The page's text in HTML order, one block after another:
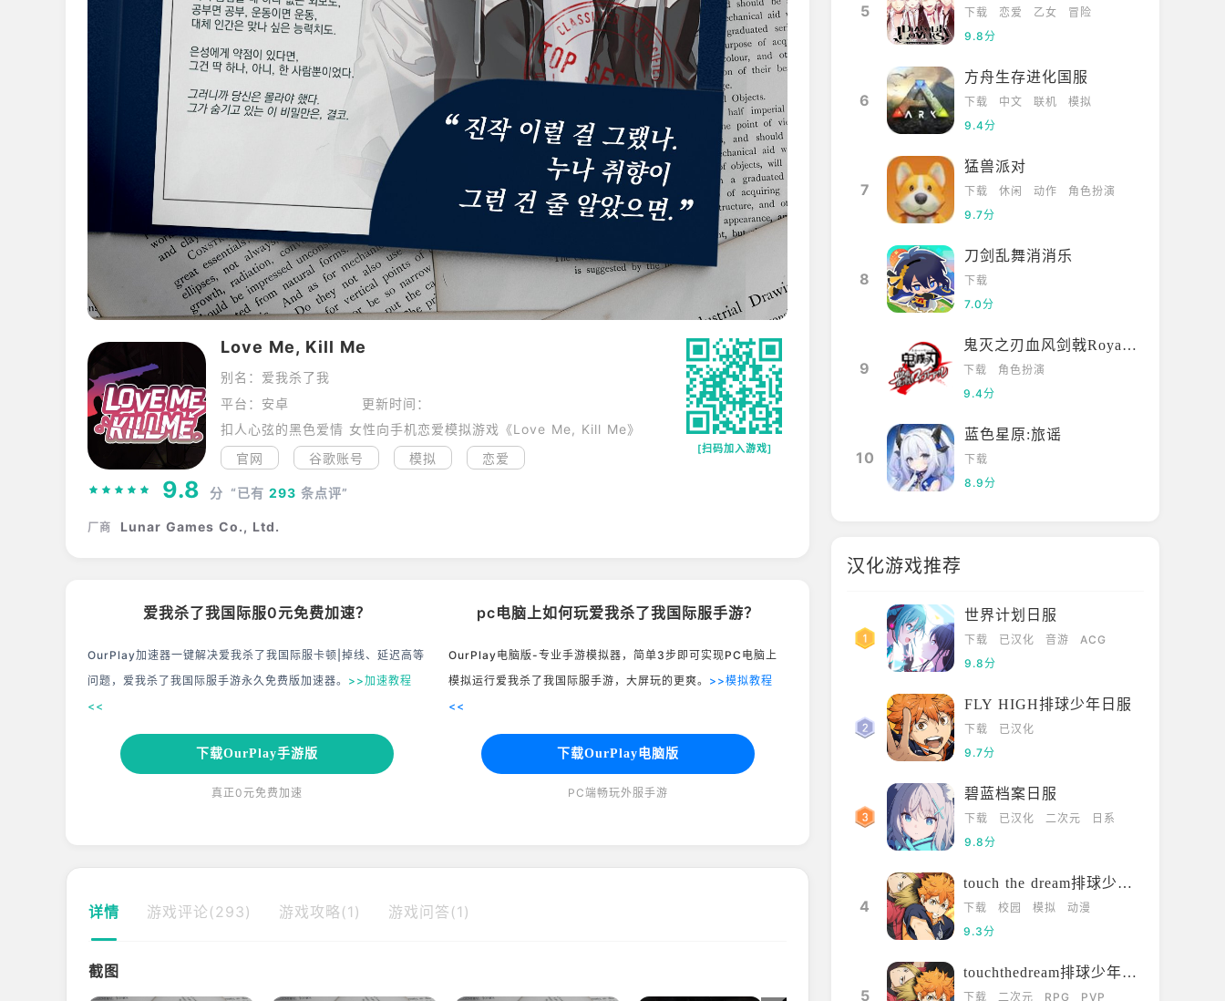
Love Me, Kill Me
别名：爱我杀了我
平台：安卓
更新时间：
扣人心弦的黑色爱情 女性向手机恋爱模拟游戏《Love Me, Kill Me》
官网
谷歌账号 模拟 恋爱
[扫码加入游戏]
9.8 分 “已有 293 条点评”
厂商 Lunar Games Co., Ltd.
爱我杀了我国际服0元免费加速？
OurPlay加速器一键解决爱我杀了我国际服卡顿|掉线、延迟高等
问题，爱我杀了我国际服手游永久免费版加速器。 >>加速教程
<<
下载OurPlay手游版
真正0元免费加速
pc电脑上如何玩爱我杀了我国际服手游？
OurPlay电脑版-专业手游模拟器，简单3步即可实现PC电脑上
模拟运行爱我杀了我国际服手游，大屏玩的更爽。 >>模拟教程
<<
下载OurPlay电脑版
PC端畅玩外服手游
详情 游戏评论(293) 游戏攻略(1) 游戏问答(1)
截图
5 下载 恋爱 乙女
冒险
9.8分
6
方舟生存进化国服
下载 中文 联机
模拟
9.4分
7
猛兽派对
下载 休闲 动作
角色扮演
9.7分
8
刀剑乱舞消消乐
下载
7.0分
9
鬼灭之刃血风剑戟Royale国际服
下载
角色扮演
9.4分
10
蓝色星原:旅谣
下载
8.9分
汉化游戏推荐
世界计划日服
下载 已汉化 音游
ACG
9.8分
FLY HIGH排球少年日服
下载
已汉化
9.7分
碧蓝档案日服
下载 已汉化 二次元
日系
9.8分
4
touch the dream排球少年韩服
下载 校园 模拟
动漫
9.3分
5
touchthedream排球少年日服
下载 二次元 RPG
PVP